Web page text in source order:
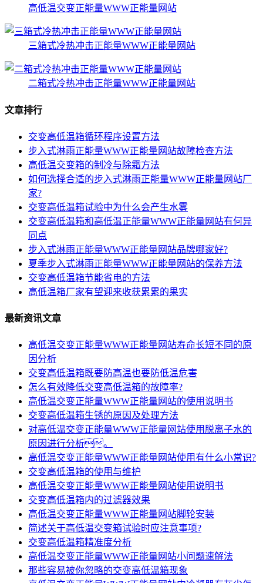
高低温交变正能量WWW正能量网站
三箱式冷热冲击正能量WWW正能量网站
二箱式冷热冲击正能量WWW正能量网站
文章排行
交变高低温箱循环程序设置方法
步入式淋雨正能量WWW正能量网站故障检查方法
高低温交变箱的制冷与除霜方法
如何选择合适的步入式淋雨正能量WWW正能量网站厂
家?
交变高低温箱试验中为什么会产生水雾
交变高低温箱和高低温正能量WWW正能量网站有何异
同点
步入式淋雨正能量WWW正能量网站品牌哪家好?
夏季步入式淋雨正能量WWW正能量网站的保养方法
交变高低温箱节能省电的方法
高低温箱厂家有望迎来收获累累的果实
最新资讯文章
高低温交变正能量WWW正能量网站寿命长短不同的原
因分析
交变高低温箱既要防高温也要防低温危害
怎么有效降低交变高低温箱的故障率?
高低温交变正能量WWW正能量网站的使用说明书
交变高低温箱生锈的原因及处理方法
对高低温交变正能量WWW正能量网站使用脱离子水的
原因进行分析。
高低温交变正能量WWW正能量网站使用有什么小常识?
交变高低温箱的使用与维护
高低温交变正能量WWW正能量网站使用说明书
交变高低温箱内的过滤器效果
高低温交变正能量WWW正能量网站脚轮安装
简述关于高低温交变箱试验时应注意事项?
交变高低温箱精准度分析
高低温交变正能量WWW正能量网站小问题速解法
那些容易被你忽略的交变高低温箱现象